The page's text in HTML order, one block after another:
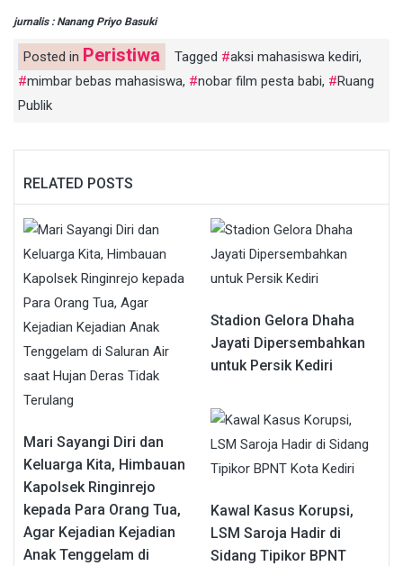
jurnalis : Nanang Priyo Basuki
Posted in Peristiwa Tagged aksi mahasiswa kediri,
mimbar bebas mahasiswa, nobar film pesta babi,
Ruang
Publik
RELATED POSTS
Mari Sayangi Diri dan
Keluarga Kita, Himbauan
Kapolsek Ringinrejo
kepada Para Orang Tua,
Agar Kejadian Kejadian
Anak Tenggelam di
Stadion Gelora Dhaha
Jayati Dipersembahkan
untuk Persik Kediri
Kawal Kasus Korupsi,
LSM Saroja Hadir di
Sidang Tipikor BPNT